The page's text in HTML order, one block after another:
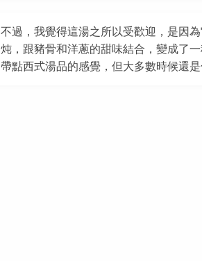
不過，我覺得這湯之所以受歡迎，是因
炖，跟豬骨和洋蔥的甜味結合，變成了
帶點西式湯品的感覺，但大多數時候還是